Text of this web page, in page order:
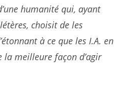
humanité qui, ayant
choisit de les
à ce que les I.A. en
meilleure façon d’agir